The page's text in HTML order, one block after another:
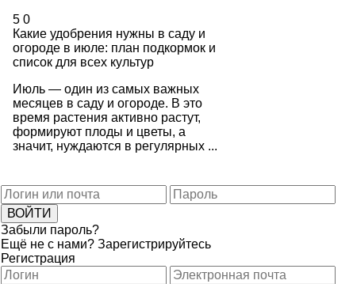
5 0
Какие удобрения нужны в саду и
огороде в июле: план подкормок и
список для всех культур
Июль — один из самых важных
месяцев в саду и огороде. В это
время растения активно растут,
формируют плоды и цветы, а
значит, нуждаются в регулярных ...
Забыли пароль?
Ещё не с нами? Зарегистрируйтесь
Регистрация